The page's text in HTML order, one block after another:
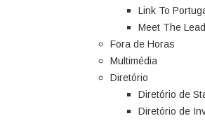
Link To
Meet The
Fora de Horas
Multimédia
Diretório
Diretório de
Diretório de